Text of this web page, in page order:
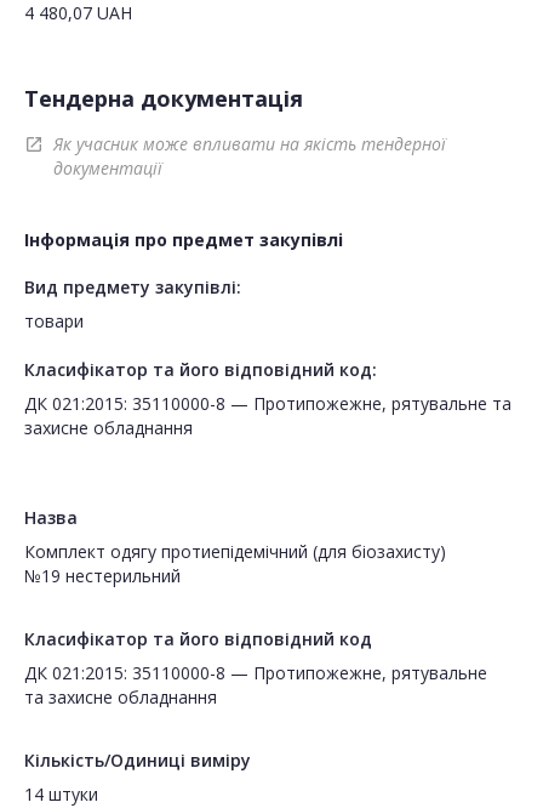
4 480,07 UAH
Тендерна документація
open_in_new
Як учасник може впливати на якість тендерної
документації
Інформація про предмет закупівлі
Вид предмету закупівлі:
товари
Класифікатор та його відповідний код:
ДК 021:2015: 35110000-8 — Протипожежне, рятувальне та
захисне обладнання
Назва
Комплект одягу протиепідемічний (для біозахисту)
№19 нестерильний
Класифікатор та його відповідний код
ДК 021:2015: 35110000-8 — Протипожежне, рятувальне
та захисне обладнання
Кількість/Одиниці виміру
14 штуки